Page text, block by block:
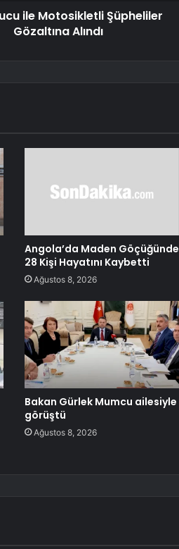
ile Motosikletli Şüpheliler
Gözaltına Alındı
Angola’da Maden Göçüğünde
28 Kişi Hayatını Kaybetti
Ağustos 8, 2026
Bakan Gürlek Mumcu ailesiyle
görüştü
Ağustos 8, 2026